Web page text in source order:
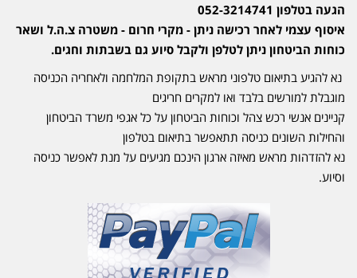
הגעה בטלפון 052-3214741
איסוף עצמי לאחר רכישה ניתן - מקרי חרום - משטרה צ.ה.ל ושאר
כוחות הביטחון ניתן לטלפן ולקבל סיוע גם בשבתות וחגים.
נא להגיע בתיאום טלפוני מראש בתקופת המלחמה ולאחריה הכניסה
מוגבלת למורשים בלבד ואו למקרים חריגים
קניינים אנשי רכש צהל וכוחות הביטחון על כל אגפי משרד הביטחון
והחילות השונים כניסה תתאפשר בתיאום בטלפון
נא להזדהות מראש מאיזה ארגון הינכם מגיעים על מנת לאפשר כניסה
וסיוע.